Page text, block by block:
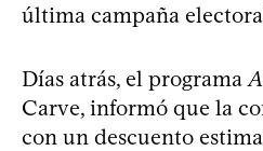
última campaña
Días atrás, el programa
Carve, informó que la
con un descuento